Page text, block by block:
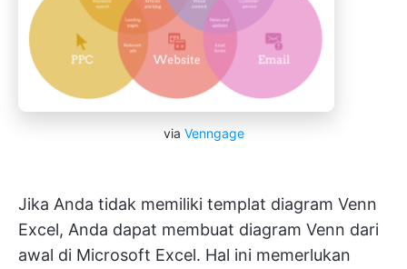
via Venngage
Jika Anda tidak memiliki templat diagram Venn
Excel, Anda dapat membuat diagram Venn dari
awal di Microsoft Excel. Hal ini memerlukan